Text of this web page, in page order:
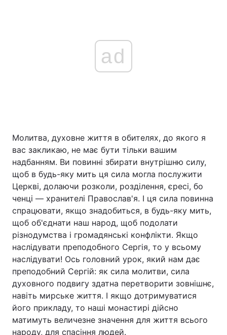
ad
Молитва, духовне життя в обителях, до якого я
вас закликаю, не має бути тільки вашим
надбанням. Ви повинні збирати внутрішню силу,
щоб в будь-яку мить ця сила могла послужити
Церкві, долаючи розколи, розділення, єресі, бо
ченці — хранителі Православ'я. І ця сила повинна
спрацювати, якщо знадобиться, в будь-яку мить,
щоб об'єднати наш народ, щоб подолати
різнодумства і громадянські конфлікти. Якщо
наслідувати преподобного Сергія, то у всьому
наслідувати! Ось головний урок, який нам дає
преподобний Сергій: як сила молитви, сила
духовного подвигу здатна перетворити зовнішнє,
навіть мирське життя. І якщо дотримуватися
його прикладу, то наші монастирі дійсно
матимуть величезне значення для життя всього
народу, для спасіння людей.